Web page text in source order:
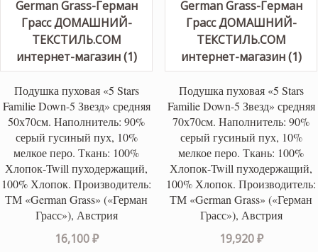
Подушка пуховая «5 Stars
Familie Down-5 Звезд» средняя
50х70см. Наполнитель: 90%
серый гусиный пух, 10%
мелкое перо. Ткань: 100%
Хлопок-Twill пуходержащий,
100% Хлопок. Производитель:
ТМ «German Grass» («Герман
Грасс»), Австрия
16,100₽
Подушка пуховая «5 Stars
Familie Down-5 Звезд» средняя
70х70см. Наполнитель: 90%
серый гусиный пух, 10%
мелкое перо. Ткань: 100%
Хлопок-Twill пуходержащий,
100% Хлопок. Производитель:
ТМ «German Grass» («Герман
Грасс»), Австрия
19,920₽